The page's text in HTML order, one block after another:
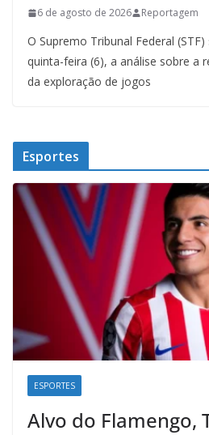
6 de agosto de 2026 Reportagem
O Supremo Tribunal Federal
quinta-feira (6), a análise sobre a
da exploração de jogos
Esportes
ESPORTES
Alvo do Flamengo,